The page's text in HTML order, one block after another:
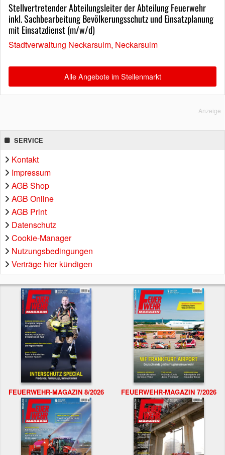
Stellvertretender Abteilungsleiter der Abteilung Feuerwehr
inkl. Sachbearbeitung Bevölkerungsschutz und Einsatzplanung
mit Einsatzdienst (m/w/d)
Stadtverwaltung Neckarsulm, Neckarsulm
Alle Angebote im Stellenmarkt
Anzeige
SERVICE
Kontakt
Impressum
AGB Shop
AGB Online
AGB Print
Datenschutz
Cookie-Manager
Nutzungsbedingungen
Verträge hier kündigen
FEUERWEHR-MAGAZIN 8/2026 FEUERWEHR-MAGAZIN 7/2026